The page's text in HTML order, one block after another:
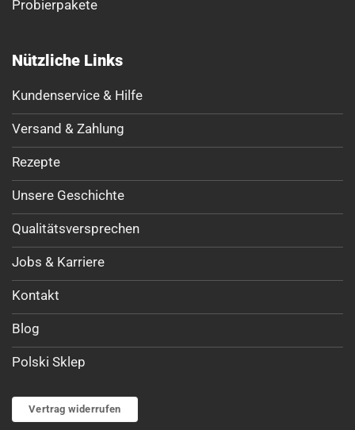
Probierpakete
Nützliche Links
Kundenservice & Hilfe
Versand & Zahlung
Rezepte
Unsere Geschichte
Qualitätsversprechen
Jobs & Karriere
Kontakt
Blog
Polski Sklep
Vertrag widerrufen